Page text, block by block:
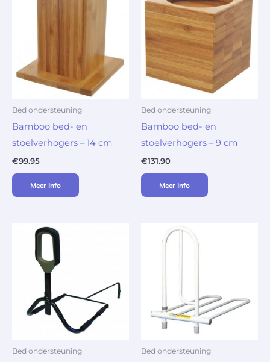
Bed ondersteuning
Bamboo bed- en
stoelverhogers – 14 cm
€99.95
Meer Info
Bed ondersteuning
Bamboo bed- en
stoelverhogers – 9 cm
€131.90
Meer Info
Bed ondersteuning Bed ondersteuning